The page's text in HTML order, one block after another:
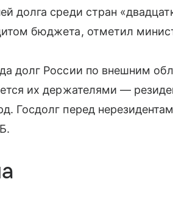
долга среди стран
бюджета, отметил
долг России по внешним
их держателями —
Госдолг перед